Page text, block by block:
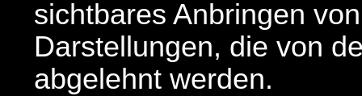
sichtbares Anbringen
Darstellungen, die von
abgelehnt werden.